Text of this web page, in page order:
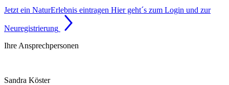
Jetzt ein NaturErlebnis eintragen Hier geht´s zum Login und zur
Neuregistrierung
Ihre Ansprechpersonen
Sandra Köster